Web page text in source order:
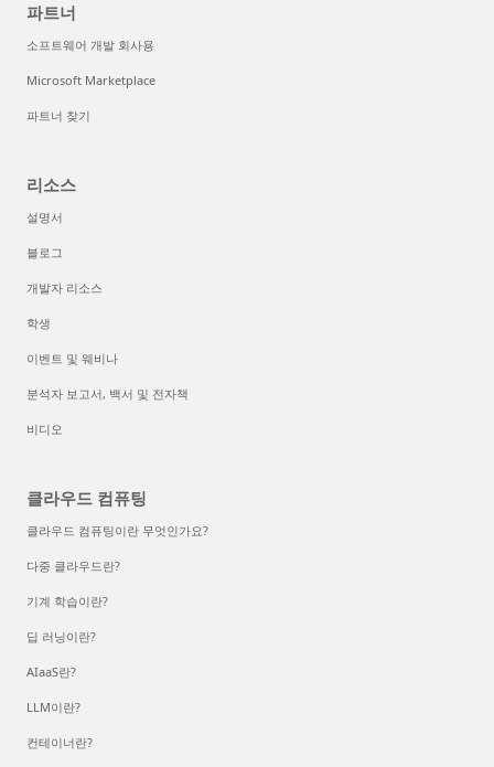
파트너
소프트웨어 개발 회사용
Microsoft Marketplace
파트너 찾기
리소스
설명서
블로그
개발자 리소스
학생
이벤트 및 웨비나
분석자 보고서, 백서 및 전자책
비디오
클라우드 컴퓨팅
클라우드 컴퓨팅이란 무엇인가요?
다중 클라우드란?
기계 학습이란?
딥 러닝이란?
AIaaS란?
LLM이란?
컨테이너란?